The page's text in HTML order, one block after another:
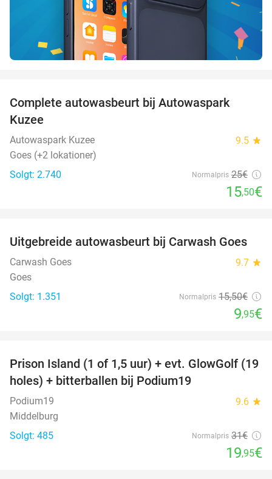
Complete autowasbeurt bij Autowaspark
Kuzee
Autowaspark Kuzee 9.5 star
Goes (+2 lokationer)
Solgt: 2.740
Normalpris 25€
15,50€
36%
Uitgebreide autowasbeurt bij Carwash Goes
Carwash Goes 9.7 star
Goes
Solgt: 1.351
Normalpris 15,50€
9,95€
36%
Prison Island (1 of 1,5 uur) + evt. GlowGolf (19
holes) + bitterballen bij Podium19
Podium19 9.6 star
Middelburg
Solgt: 485
Normalpris 31€
19,95€